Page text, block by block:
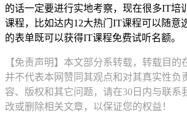
的话一定要进行实地考察，现在很多IT培
课程，比如达内12大热门IT课程可以随意
的表单既可以获得IT课程免费试听名额。
【免责声明】本文部分系转载，转载目的
并不代表本网赞同其观点和对其真实性负
容、版权和其它问题，请在30日内与联系
改或删除相关文章，以保证您的权益！